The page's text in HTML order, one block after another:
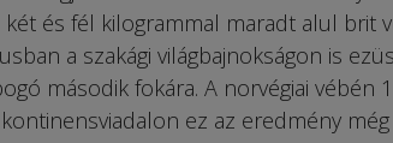
és fél kilogrammal maradt alul brit
a szakági világbajnokságon is
második fokára. A norvégiai vébén
ez az eredmény